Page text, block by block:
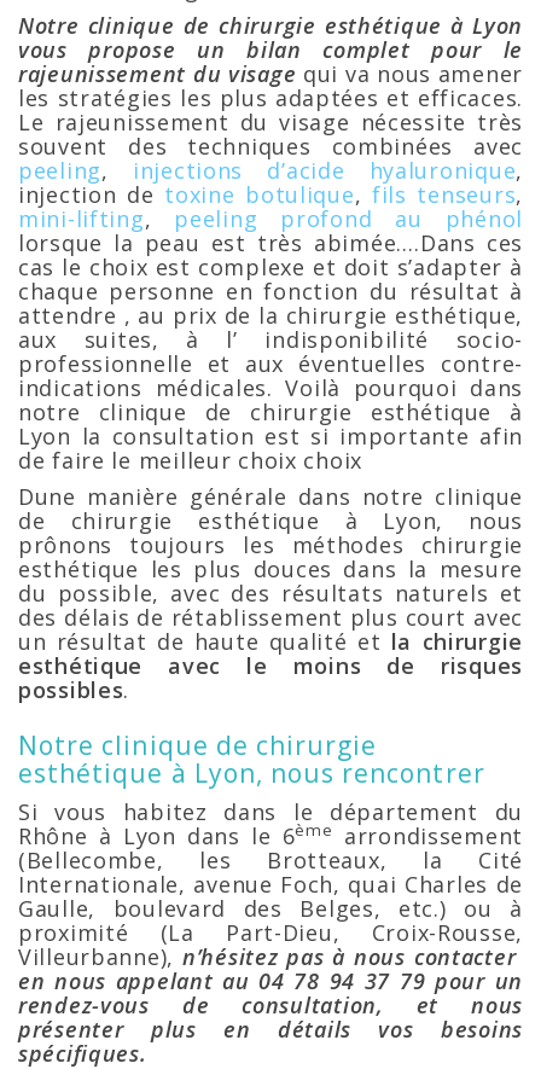
Notre clinique de chirurgie esthétique à Lyon
vous propose un bilan complet pour le
rajeunissement du visage qui va nous amener
les stratégies les plus adaptées et efficaces.
Le rajeunissement du visage nécessite très
souvent des techniques combinées avec
peeling, injections d’acide hyaluronique,
injection de toxine botulique, fils tenseurs,
mini-lifting, peeling profond au phénol
lorsque la peau est très abimée….Dans ces
cas le choix est complexe et doit s’adapter à
chaque personne en fonction du résultat à
attendre , au prix de la chirurgie esthétique,
aux suites, à l’ indisponibilité socio-
professionnelle et aux éventuelles contre-
indications médicales. Voilà pourquoi dans
notre clinique de chirurgie esthétique à
Lyon la consultation est si importante afin
de faire le meilleur choix choix
Dune manière générale dans notre clinique
de chirurgie esthétique à Lyon, nous
prônons toujours les méthodes chirurgie
esthétique les plus douces dans la mesure
du possible, avec des résultats naturels et
des délais de rétablissement plus court avec
un résultat de haute qualité et la chirurgie
esthétique avec
le moins de risques
possibles.
Notre clinique de chirurgie
esthétique à Lyon, nous rencontrer
Si vous habitez dans le département du
Rhône à Lyon dans le 6ème
arrondissement
(Bellecombe, les Brotteaux, la Cité
Internationale, avenue Foch, quai Charles de
Gaulle, boulevard des Belges, etc.) ou à
proximité (La Part-Dieu, Croix-Rousse,
Villeurbanne), n’hésitez pas à nous contacter
en nous appelant au 04 78 94 37 79 pour un
rendez-vous de consultation, et nous
présenter plus en détails vos besoins
spécifiques.